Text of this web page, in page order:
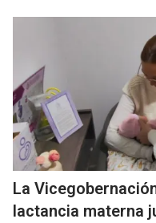
La
lactancia materna